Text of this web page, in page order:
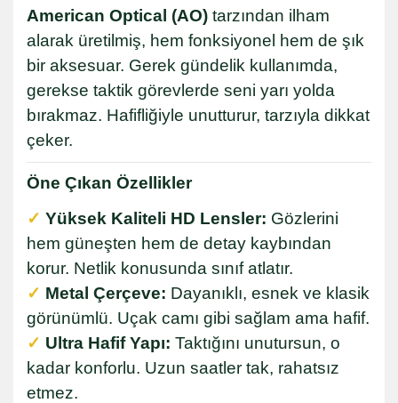
American Optical (AO) tarzından ilham
alarak üretilmiş, hem fonksiyonel hem de şık
bir aksesuar. Gerek gündelik kullanımda,
gerekse taktik görevlerde seni yarı yolda
bırakmaz. Hafifliğiyle unutturur, tarzıyla dikkat
çeker.
Öne Çıkan Özellikler
✓ Yüksek Kaliteli HD Lensler: Gözlerini
hem güneşten hem de detay kaybından
korur. Netlik konusunda sınıf atlatır.
✓ Metal Çerçeve: Dayanıklı, esnek ve klasik
görünümlü. Uçak camı gibi sağlam ama hafif.
✓ Ultra Hafif Yapı: Taktığını unutursun, o
kadar konforlu. Uzun saatler tak, rahatsız
etmez.